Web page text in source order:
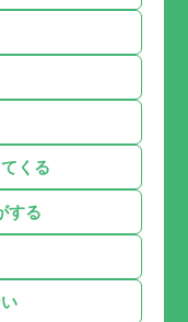
くる
する